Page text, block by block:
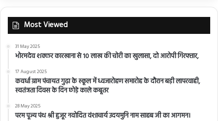
Most Viewed
31 May 2025
भोरमदेव शक्कर कारखाना से 10 लाख की चोरी का खुलासा, दो आरोपी गिरफ्तार,
17 August 2025
कवर्धा ग्राम पंचायत गुढ़ा के स्कूल में ध्वजारोहण समारोह के दौरान बड़ी लापरवाही,
स्वतंत्रता दिवस के दिन छोड़े काले कबूतर
28 May 2025
परम पूज्य पंथ श्री हुजूर नवोदित वंशाचार्य उदयमुनि नाम साहब जी का आगमन।